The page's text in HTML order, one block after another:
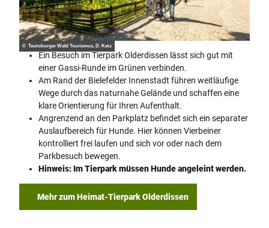
© Teutoburger Wald Tourismus, D. Ketz
Ein Besuch im Tierpark Olderdissen lässt sich gut mit
einer Gassi-Runde im Grünen verbinden.
Am Rand der Bielefelder Innenstadt führen weitläufige
Wege durch das naturnahe Gelände und schaffen eine
klare Orientierung für Ihren Aufenthalt.
Angrenzend an den Parkplatz befindet sich ein separater
Auslaufbereich für Hunde. Hier können Vierbeiner
kontrolliert frei laufen und sich vor oder nach dem
Parkbesuch bewegen.
Hinweis: Im Tierpark müssen Hunde angeleint werden.
Mehr zum Heimat-Tierpark Olderdissen